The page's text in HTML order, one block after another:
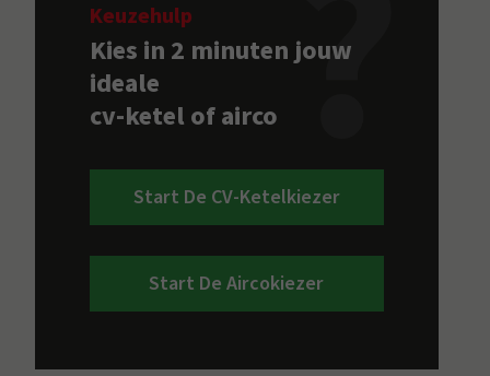
Keuzehulp
Kies in 2 minuten jouw
ideale
cv-ketel of airco
Start De CV-Ketelkiezer
Start De Aircokiezer